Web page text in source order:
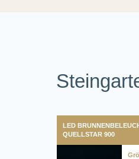
LED
QUELLSTAR 900